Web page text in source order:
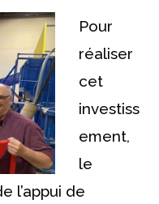
Pour
réaliser
cet
investiss
ement,
le
l’appui de